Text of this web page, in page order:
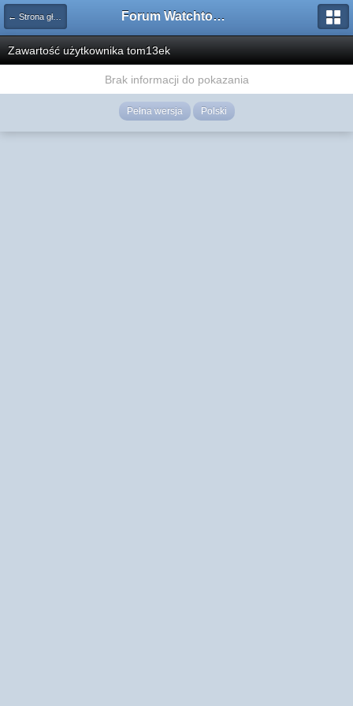
← Strona główna Forum Watchtower
Zawartość użytkownika tom13ek
Brak informacji do pokazania
Pełna wersja Polski